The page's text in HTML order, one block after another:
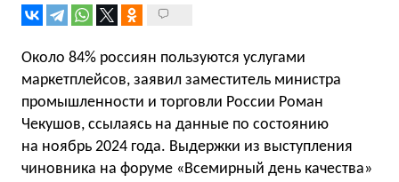
Около 84% россиян пользуются услугами
маркетплейсов, заявил заместитель министра
промышленности и торговли России Роман
Чекушов, ссылаясь на данные по состоянию
на ноябрь 2024 года. Выдержки из выступления
чиновника на форуме «Всемирный день качества»